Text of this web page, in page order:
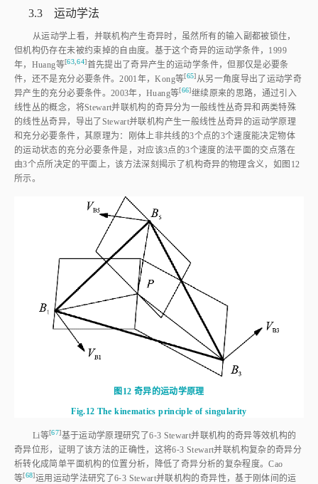
3.3 运动学法
从运动学上看，并联机构产生奇异时，虽然所有的输入副都被锁住，
但机构仍存在未被约束掉的自由度。基于这个奇异的运动学条件，1999
年，Huang等[63,64]首先提出了奇异产生的运动学条件，但那仅是必要条
件，还不是充分必要条件。2001年，Kong等[65] 从另一角度导出了运动学奇
异产生的充分必要条件。2003年，Huang等[66]继续原来的思路，通过引入
线性丛的概念，将Stewart并联机构的奇异分为一般线性丛奇异和两类特殊
的线性丛奇异，导出了Stewart并联机构产生一般线性丛奇异的运动学原理
和充分必要条件，其原理为：刚体上非共线的3个点的3个速度能决定物体
的运动状态的充分必要条件是，对应该3点的3个速度的法平面的交点落在
由3个点所决定的平面上，该方法深刻揭示了机构奇异的物理含义，如 图12
所示。
图12 奇异的运动学原理
Fig.12 The kinematics principle of singularity
Li等[67]基于运动学原理研究了6⁃3 Stewart并联机构的奇异等效机构的
奇异位形，证明了该方法的正确性，这将6⁃3 Stewart并联机构复杂的奇异分
析转化成简单平面机构的位置分析，降低了奇异分析的复杂程度。Cao
等[68]运用运动学法研究了6⁃3 Stewart并联机构的奇异性，基于刚体间的运